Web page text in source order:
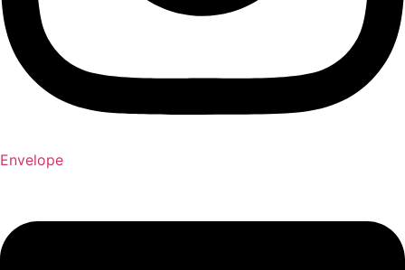
Envelope